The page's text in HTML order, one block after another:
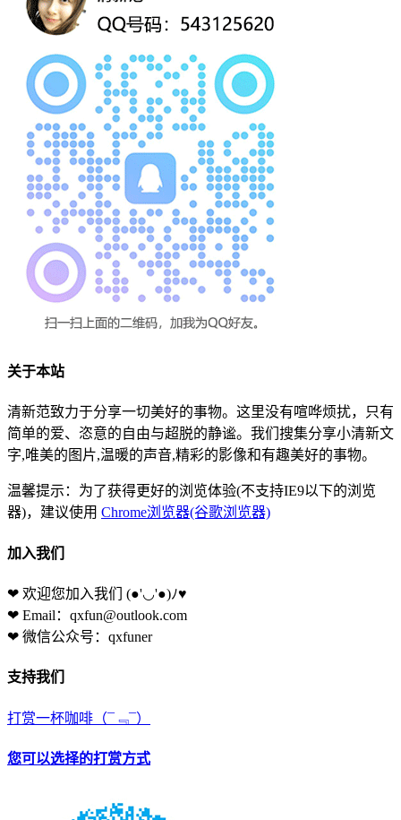
关于本站
清新范致力于分享一切美好的事物。这里没有喧哗烦扰，只有
简单的爱、恣意的自由与超脱的静谧。我们搜集分享小清新文
字,唯美的图片,温暖的声音,精彩的影像和有趣美好的事物。
温馨提示：为了获得更好的浏览体验(不支持IE9以下的浏览
器)，建议使用 Chrome浏览器(谷歌浏览器)
加入我们
❤ 欢迎您加入我们 (●'◡'●)ﾉ♥
❤ Email：qxfun@outlook.com
❤ 微信公众号：qxfuner
支持我们
打赏一杯咖啡 （¯﹃¯）
您可以选择的打赏方式